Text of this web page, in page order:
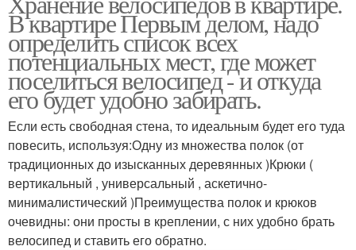
В квартире Первым делом, надо
определить список всех
потенциальных мест, где может
поселиться велосипед - и откуда
его будет удобно забирать.
Если есть свободная стена, то идеальным будет его туда
повесить, используя:Одну из множества полок (от
традиционных до изысканных деревянных )Крюки (
вертикальный , универсальный , аскетично-
минималистический )Преимущества полок и крюков
очевидны: они просты в креплении, с них удобно брать
велосипед и ставить его обратно.